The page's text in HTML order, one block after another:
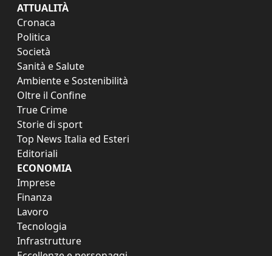
ATTUALITÀ
Cronaca
Politica
Società
Sanità e Salute
Ambiente e Sostenibilità
Oltre il Confine
True Crime
Storie di sport
Top News Italia ed Esteri
Editoriali
ECONOMIA
Imprese
Finanza
Lavoro
Tecnologia
Infrastrutture